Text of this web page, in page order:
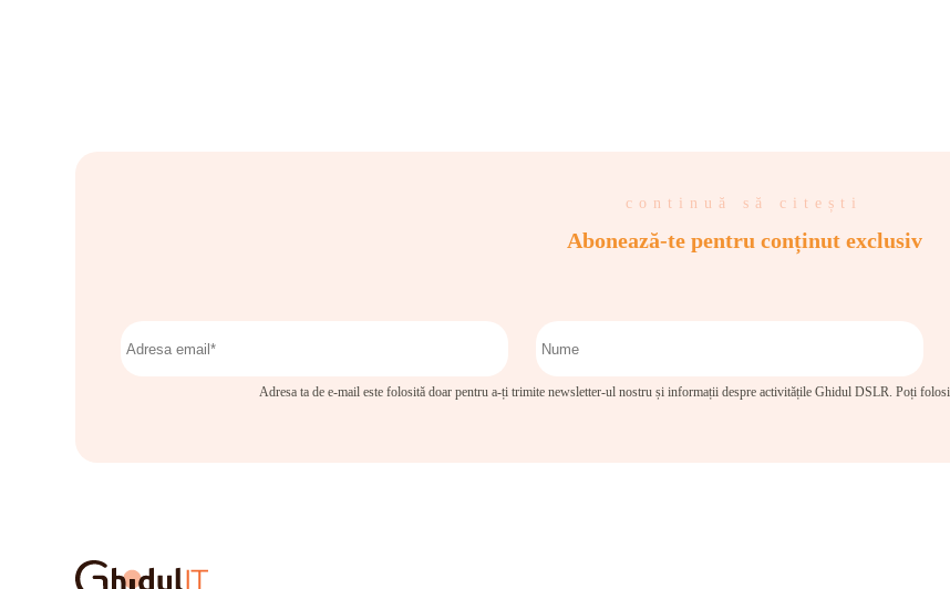
continuă să citești
Abonează-te pentru conținut exclusiv
Adresa ta de e-mail este folosită doar pentru a-ți trimite newsletter-ul nostru și informații despre activitățile Ghidul DSLR. Poți